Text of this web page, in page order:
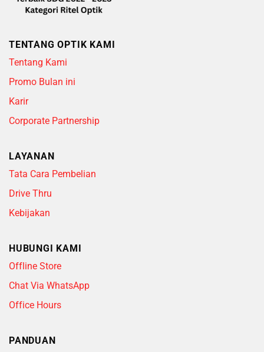
TENTANG OPTIK KAMI
Tentang Kami
Promo Bulan ini
Karir
Corporate Partnership
LAYANAN
Tata Cara Pembelian
Drive Thru
Kebijakan
HUBUNGI KAMI
Offline Store
Chat Via WhatsApp
Office Hours
PANDUAN